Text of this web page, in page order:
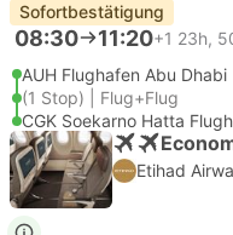
Sofortbestätigung
08:30 11:20+1 23h,
AUH Flughafen Abu Dhabi
(1 Stop) | Flug+Flug
CGK Soekarno Hatta
Etihad